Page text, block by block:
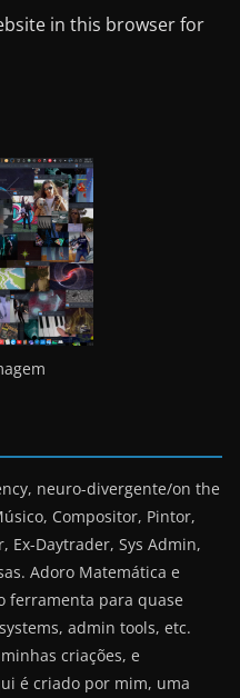
in this browser for
neuro-divergente/on the
Compositor, Pintor,
Ex-Daytrader, Sys Admin,
Adoro Matemática e
ferramenta para quase
admin tools, etc.
criações, e
é criado por mim, uma